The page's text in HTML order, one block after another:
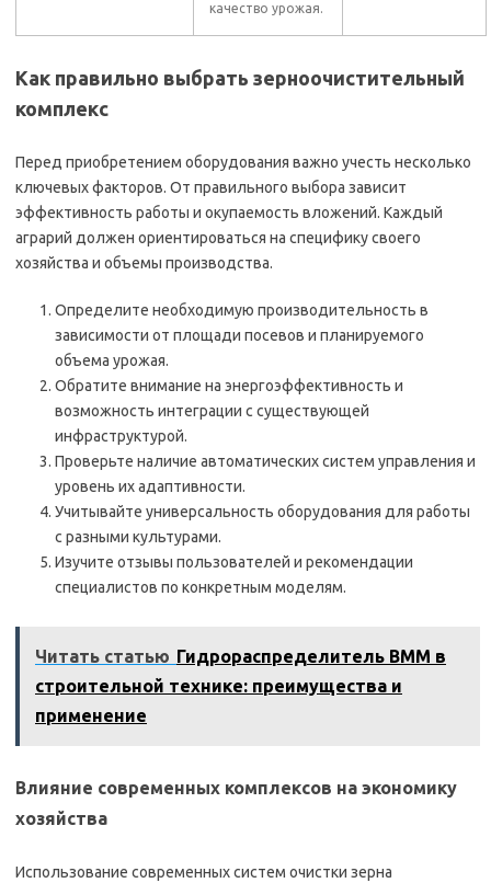
качество урожая.
Как правильно выбрать зерноочистительный
комплекс
Перед приобретением оборудования важно учесть несколько
ключевых факторов. От правильного выбора зависит
эффективность работы и окупаемость вложений. Каждый
аграрий должен ориентироваться на специфику своего
хозяйства и объемы производства.
Определите необходимую производительность в
зависимости от площади посевов и планируемого
объема урожая.
Обратите внимание на энергоэффективность и
возможность интеграции с существующей
инфраструктурой.
Проверьте наличие автоматических систем управления и
уровень их адаптивности.
Учитывайте универсальность оборудования для работы
с разными культурами.
Изучите отзывы пользователей и рекомендации
специалистов по конкретным моделям.
Читать статью Гидрораспределитель ВММ в
строительной технике: преимущества и
применение
Влияние современных комплексов на экономику
хозяйства
Использование современных систем очистки зерна